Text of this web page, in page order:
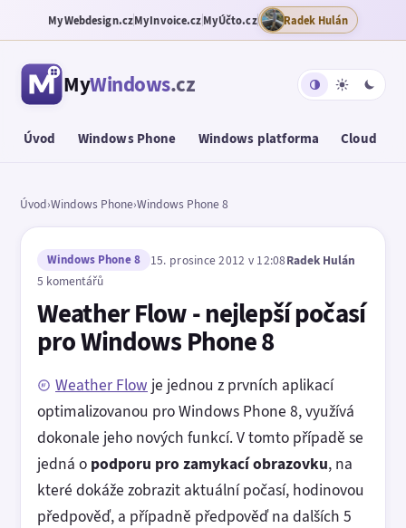
MyWebdesign.czMyInvoice.czMyÚčto.cz Radek Hulán
MyWindows.cz
Úvod Windows Phone Windows platforma Cloud
Úvod›Windows Phone›Windows Phone 8
Windows Phone 8 15. prosince 2012 v 12:08Radek Hulán
5 komentářů
Weather Flow - nejlepší počasí
pro Windows Phone 8
Weather Flow je jednou z prvních aplikací
optimalizovanou pro Windows Phone 8, využívá
dokonale jeho nových funkcí. V tomto případě se
jedná o podporu pro zamykací obrazovku, na
které dokáže zobrazit aktuální počasí, hodinovou
předpověď, a případně předpověď na dalších 5